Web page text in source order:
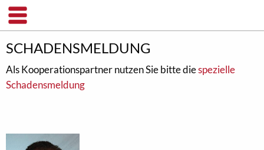
SCHADENSMELDUNG
Als Kooperationspartner nutzen Sie bitte diespezielle
Schadensmeldung